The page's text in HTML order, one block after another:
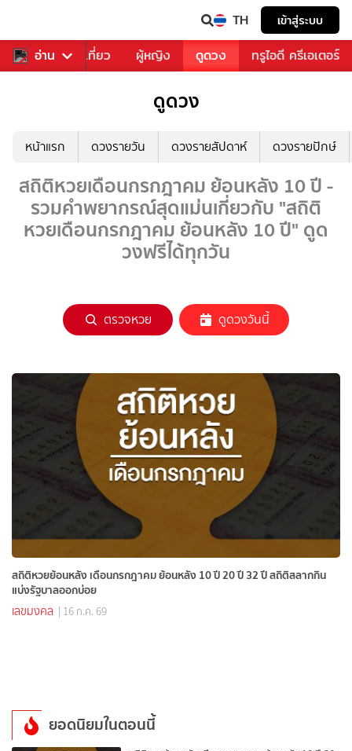
TH เข้าสู่ระบบ
อ่าน
อาหาร ท่องเที่ยว ผู้หญิง ดูดวง ทรูไอดี ครีเอเตอร์
ดูดวง
หน้าแรก ดวงรายวัน ดวงรายสัปดาห์ ดวงรายปักษ์
สถิติหวยเดือนกรกฎาคม ย้อนหลัง 10 ปี -
รวมคำพยากรณ์สุดแม่นเกี่ยวกับ "สถิติ
หวยเดือนกรกฎาคม ย้อนหลัง 10 ปี" ดูด
วงฟรีได้ทุกวัน
ตรวจหวย ดูดวงวันนี้
สถิติหวยย้อนหลัง เดือนกรกฎาคม ย้อนหลัง 10 ปี 20 ปี 32 ปี สถิติสลากกิน
แบ่งรัฐบาลออกบ่อย
เลขมงคล | 16 ก.ค. 69
ยอดนิยมในตอนนี้